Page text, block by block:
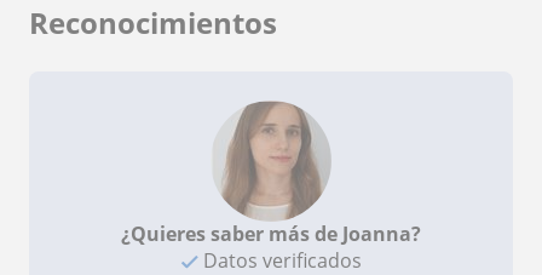
Reconocimientos
¿Quieres saber más de Joanna?
Datos verificados